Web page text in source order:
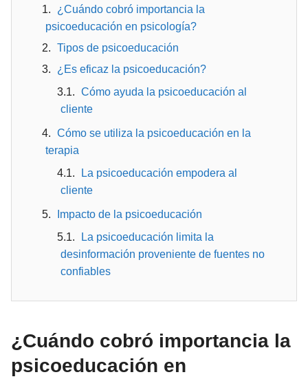
¿Cuándo cobró importancia la
psicoeducación en psicología?
Tipos de psicoeducación
¿Es eficaz la psicoeducación?
Cómo ayuda la psicoeducación al
cliente
Cómo se utiliza la psicoeducación en la
terapia
La psicoeducación empodera al
cliente
Impacto de la psicoeducación
La psicoeducación limita la
desinformación proveniente de fuentes no
confiables
¿Cuándo cobró importancia la
psicoeducación en